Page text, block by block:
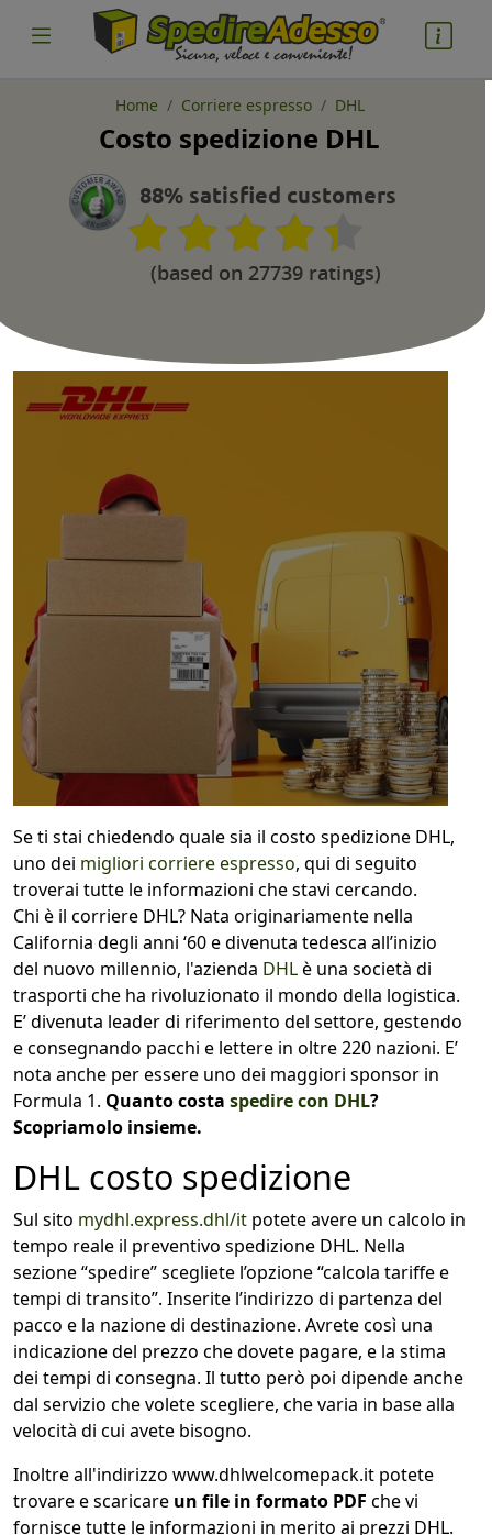
cosa spedire
Pacco
Nazione partenza
Nazione arrivo
quantità
1
COLLO 1
kg
cm
calcola
Home Corriere espresso DHL
Costo spedizione DHL
88% satisfied customers
(based on 27739 ratings)
Se ti stai chiedendo quale sia il costo spedizione DHL,
uno dei migliori corriere espresso, qui di seguito
troverai tutte le informazioni che stavi cercando.
Chi è il corriere DHL? Nata originariamente nella
California degli anni ‘60 e divenuta tedesca all’inizio
del nuovo millennio, l'azienda DHLè una società di
trasporti che ha rivoluzionato il mondo della logistica.
E’ divenuta leader di riferimento del settore, gestendo
e consegnando pacchi e lettere in oltre 220 nazioni. E’
nota anche per essere uno dei maggiori sponsor in
Formula 1. Quanto costa spedire con DHL?
Scopriamolo insieme.
DHL costo spedizione
Sul sito mydhl.express.dhl/it potete avere un calcolo in
tempo reale il preventivo spedizione DHL. Nella
sezione “spedire” scegliete l’opzione “calcola tariffe e
tempi di transito”. Inserite l’indirizzo di partenza del
pacco e la nazione di destinazione. Avrete così una
indicazione del prezzo che dovete pagare, e la stima
dei tempi di consegna. Il tutto però poi dipende anche
dal servizio che volete scegliere, che varia in base alla
velocità di cui avete bisogno.
Inoltre all'indirizzo www.dhlwelcomepack.it potete
trovare e scaricare un file in formato PDF che vi
fornisce tutte le informazioni in merito ai prezzi DHL.